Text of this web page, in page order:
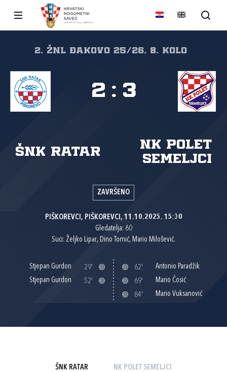
2. ŽNL Đakovo 25/26, 8. kolo
ŠNK Ratar
NK Polet
Semeljci
2 : 3
ZAVRŠENO
PIŠKOREVCI, PIŠKOREVCI, 11.10.2025. 15:30
Gledatelja: 60
Suci: Željko Lipar, Dino Tomić, Mario Milošević.
Stjepan Gurdon
29'
Stjepan Gurdon
52'
62'
Antonio Paradžik
69'
Mario Ćosić
84'
Mario Vuksanović
ŠNK RATAR NK POLET SEMELJCI